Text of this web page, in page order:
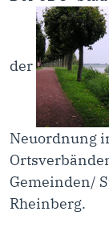
der
Neuordnung
Gemeinden/
Rheinberg.